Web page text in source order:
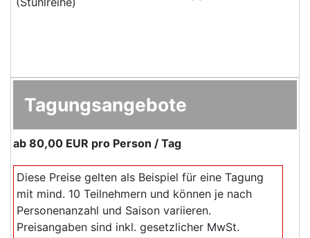
Tagungsangebote
ab 80,00 EUR pro Person / Tag
Diese Preise gelten als Beispiel für eine Tagung
mit mind. 10 Teilnehmern und können je nach
Personenanzahl und Saison variieren.
Preisangaben sind inkl. gesetzlicher MwSt.